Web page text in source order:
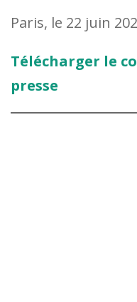
Paris, le 22 juin
Télécharger le
presse